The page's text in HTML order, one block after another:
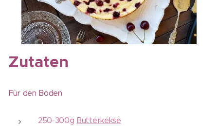
Zutaten
Für den Boden
250-300g Butterkekse